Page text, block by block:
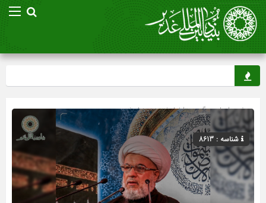
صفحه اصلی» گروه »اخبار غدیر»بنیاد غدیر
شناسه : 8613